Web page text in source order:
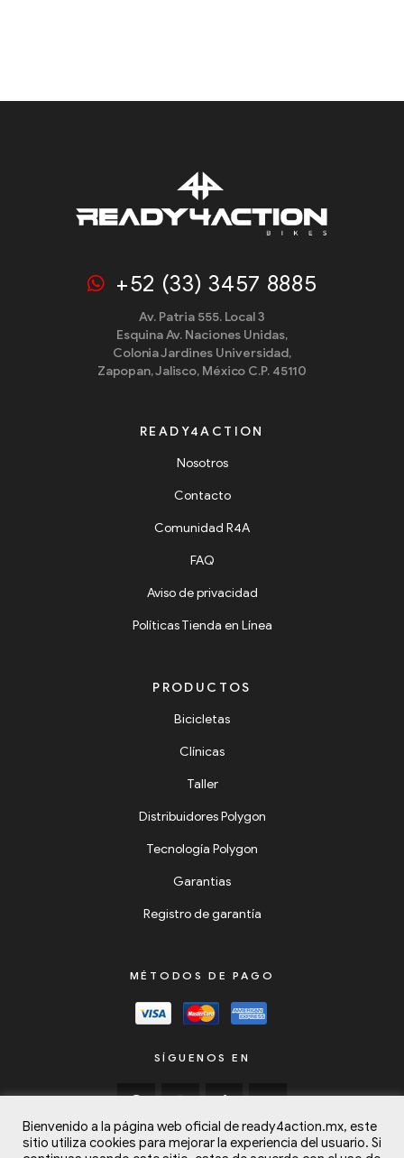
+52 (33) 3457 8885
Av. Patria 555. Local 3
Esquina Av. Naciones Unidas,
Colonia Jardines Universidad,
Zapopan, Jalisco, México C.P. 45110
READY4ACTION
Nosotros
Contacto
Comunidad R4A
FAQ
Aviso de privacidad
Políticas Tienda en Línea
PRODUCTOS
Bicicletas
Clínicas
Taller
Distribuidores Polygon
Tecnología Polygon
Garantias
Registro de garantía
MÉTODOS DE PAGO
SÍGUENOS EN
Bienvenido a la página web oficial de ready4action.mx, este
sitio utiliza cookies para mejorar la experiencia del usuario. Si